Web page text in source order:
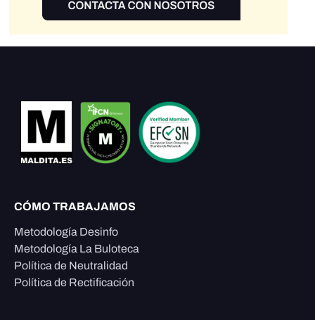
CÓMO TRABAJAMOS
Metodología Desinfo
Metodología La Buloteca
Política de Neutralidad
Política de Rectificación